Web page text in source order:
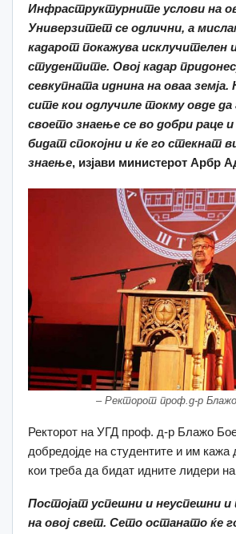
Инфраструктурните услови на
Универзитет се одлични, а
кадарот покажува исклучителен
студентите. Овој кадар
севкупната иднина на оваа земја.
сите кои одлучиле токму овде
своето знаење се во добри раце
бидат спокојни и ќе го стекнат
знаење, изјави министерот Арбр
– Ректорот проф.д-р
Ректорот на УГД проф. д-р Блажо
добредојде на студентите и им кажа
кои треба да бидат идните лидери на
Постојат успешни и неуспешни и
на овој свет. Сето останато ќе